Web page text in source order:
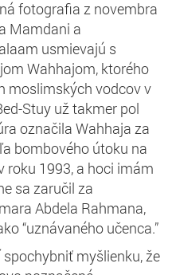
fotografia z novembra
Mamdani a
usmievajú s
Wahhajom, ktorého
moslimských vodcov v
Stuy už takmer pol
označila Wahhaja za
bombového útoku na
roku 1993, a hoci imám
sa zaručil za
Abdela Rahmana,
“uznávaného učenca.”
myšlienku, že